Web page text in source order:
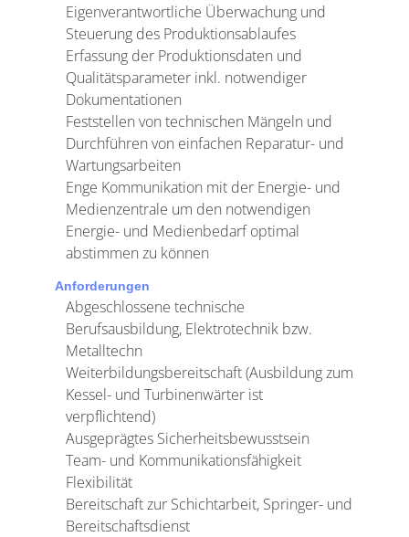
Eigenverantwortliche Überwachung und
Steuerung des Produktionsablaufes
Erfassung der Produktionsdaten und
Qualitätsparameter inkl. notwendiger
Dokumentationen
Feststellen von technischen Mängeln und
Durchführen von einfachen Reparatur- und
Wartungsarbeiten
Enge Kommunikation mit der Energie- und
Medienzentrale um den notwendigen
Energie- und Medienbedarf optimal
abstimmen zu können
Anforderungen
Abgeschlossene technische
Berufsausbildung, Elektrotechnik bzw.
Metalltechn
Weiterbildungsbereitschaft (Ausbildung zum
Kessel- und Turbinenwärter ist
verpflichtend)
Ausgeprägtes Sicherheitsbewusstsein
Team- und Kommunikationsfähigkeit
Flexibilität
Bereitschaft zur Schichtarbeit, Springer- und
Bereitschaftsdienst